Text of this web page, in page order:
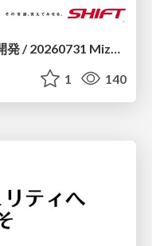
1 140